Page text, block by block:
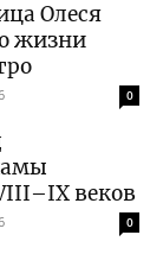
Олеся
жизни
0
веков
0